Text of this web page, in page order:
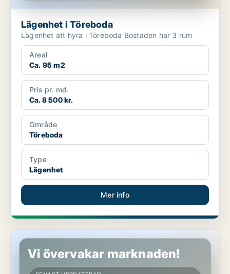
Lägenhet i Töreboda
Lägenhet att hyra i Töreboda Bostaden har 3 rum
Areal
Ca. 95 m2
Pris pr. md.
Ca. 8 500 kr.
Område
Töreboda
Type
Lägenhet
Mer info
Lägenhet i Töreboda
Vi övervakar marknaden!